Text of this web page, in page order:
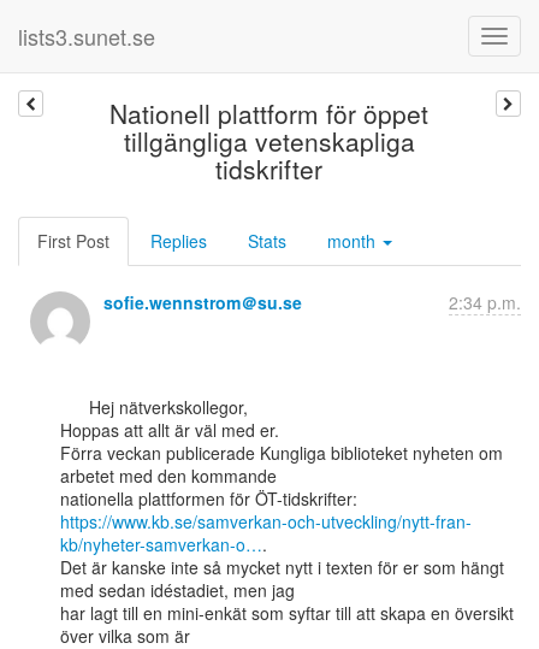
lists3.sunet.se
Nationell plattform för öppet
tillgängliga vetenskapliga
tidskrifter
First Post Replies Stats month
sofie.wennstrom＠su.se 2:34 p.m.
Hoppas att allt är väl med er.
Förra veckan publicerade Kungliga biblioteket nyheten om
arbetet med den kommande
https://www.kb.se/samverkan-och-utveckling/nytt-fran-
kb/nyheter-samverkan-o….
Det är kanske inte så mycket nytt i texten för er som hängt
med sedan idéstadiet, men jag
har lagt till en mini-enkät som syftar till att skapa en översikt
över vilka som är